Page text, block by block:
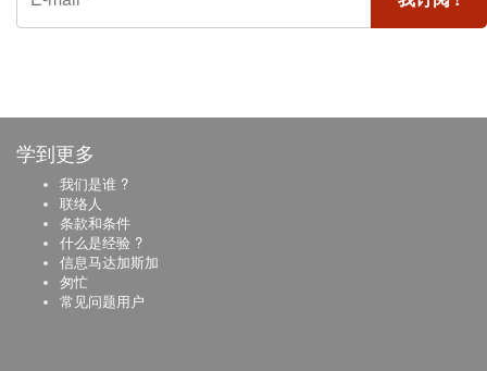
学到更多
我们是谁 ?
联络人
条款和条件
什么是经验 ?
信息马达加斯加
匆忙
常见问题用户